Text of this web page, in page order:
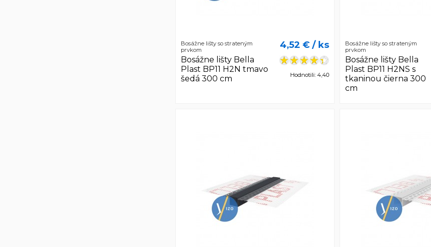
Bosážne lišty so strateným
prvkom
Bosážne lišty Bella
Plast BP11 H2N tmavo
šedá 300 cm
4,52 € / ks
Hodnotili: 4,40
Bosážne lišty so strateným
prvkom
Bosážne lišty Bella
Plast BP11 H2NS s
tkaninou čierna 300
cm